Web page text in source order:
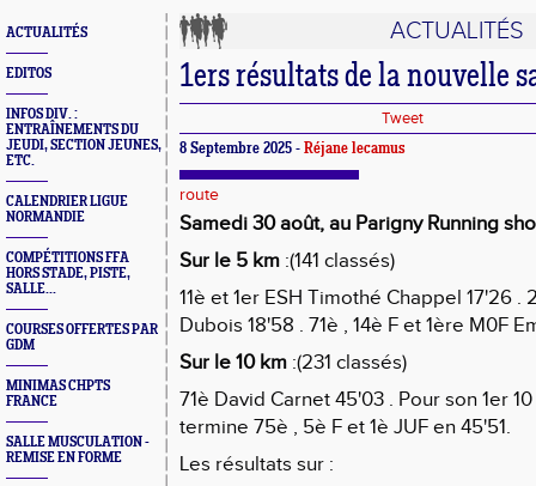
ACTUALITÉS
EDITOS
INFOS DIV. :
ENTRAÎNEMENTS DU
JEUDI, SECTION JEUNES,
ETC.
CALENDRIER LIGUE
NORMANDIE
COMPÉTITIONS FFA
HORS STADE, PISTE,
SALLE...
COURSES OFFERTES PAR
GDM
MINIMAS CHPTS
FRANCE
SALLE MUSCULATION -
REMISE EN FORME
ACTUALITÉS
1ers résultats de la nouvelle
Tweet
8 Septembre 2025 - Réjane lecamus
route
Samedi 30 août, au Parigny Running
Sur le 5 km :(141 classés)
11è et 1er ESH Timothé Chappel 17'26 .
Dubois 18'58 . 71è , 14è F et 1ère M0F
Sur le 10 km :(231 classés)
71è David Carnet 45'03 . Pour son 1er
termine 75è , 5è F et 1è JUF en 45'51.
Les résultats sur :